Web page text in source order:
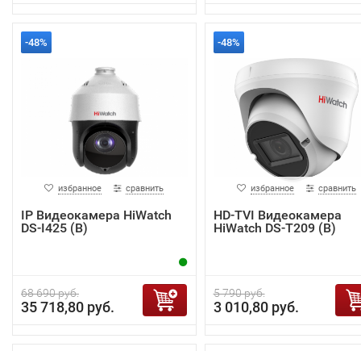
-48%
избранное сравнить
IP Видеокамера HiWatch
DS-I425 (B)
68 690 руб.
35 718,80 руб.
-48%
избранное сравнить
HD-TVI Видеокамера
HiWatch DS-T209 (B)
5 790 руб.
3 010,80 руб.